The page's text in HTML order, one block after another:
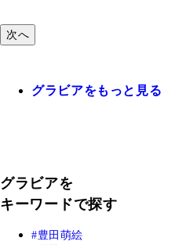
次へ
グラビアをもっと見る
グラビアを
キーワードで探す
豊田萌絵